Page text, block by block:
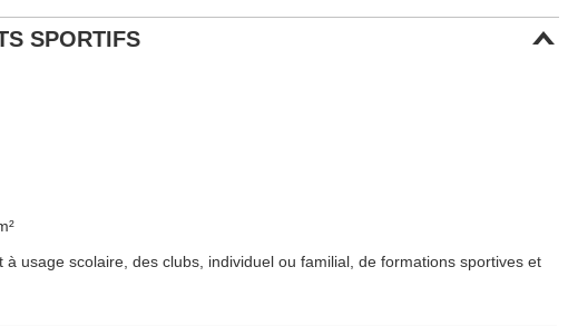
SPORTIFS
à usage scolaire, des clubs, individuel ou familial, de formations sportives et